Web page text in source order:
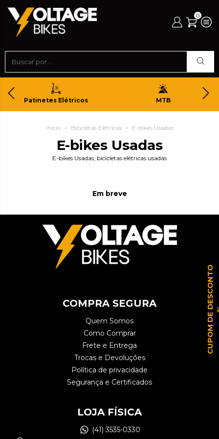
0
Patinetes Elétricos MTB
Início > Bicicletas Elétricas > E-bikes Usadas
E-bikes Usadas
E-bikes Usadas, bicicletas elétricas usadas
Em breve
COMPRA SEGURA
Quem Somos
Como Comprar
Frete e Entrega
Trocas e Devoluções
Política de privacidade
Segurança e Certificados
LOJA FÍSICA
(41) 3535-0330
C
U
P
O
M
D
E
D
E
S
C
O
N
T
O